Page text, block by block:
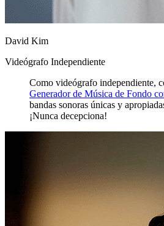
David Kim
Videógrafo Independiente
Como videógrafo independiente,
Generador de Música de Fondo
bandas sonoras únicas y
¡Nunca decepciona!